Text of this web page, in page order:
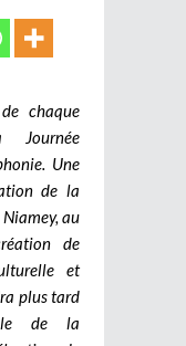
chaque
Journée
Une
de la
au
de
et
plus tard
de la